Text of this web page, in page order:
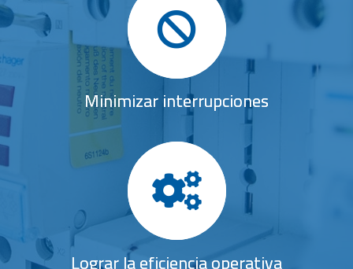
Minimizar interrupciones
Lograr la eficiencia operativa